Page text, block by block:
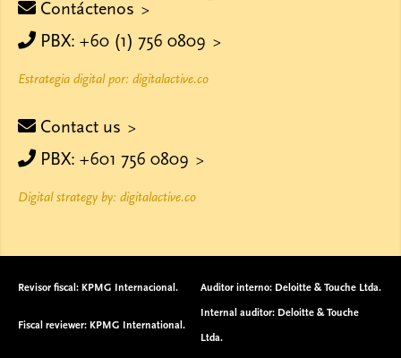
Contáctenos
PBX: +60 (1) 756 0809
Estrategia digital por: digitalactive.co
Contact us
PBX: +601 756 0809
Digital strategy by: digitalactive.co
Revisor fiscal: KPMG Internacional. Auditor interno: Deloitte & Touche Ltda.
Fiscal reviewer: KPMG International.
Internal auditor: Deloitte & Touche
Ltda.